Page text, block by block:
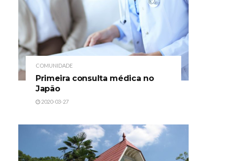
COMUNIDADE
Primeira consulta médica no
Japão
2020-03-27